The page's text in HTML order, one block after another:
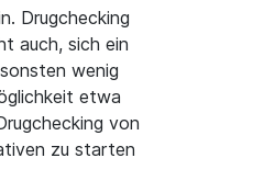
Drugchecking
auch, sich ein
wenig
etwa
von
zu starten